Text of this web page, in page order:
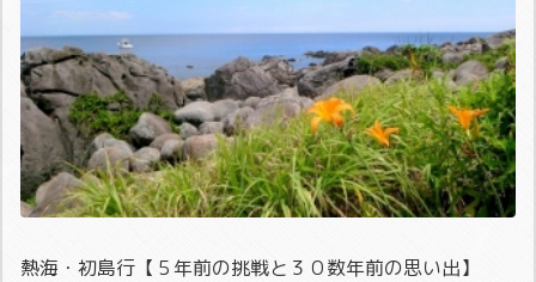
熱海・初島行【５年前の挑戦と３０数年前の思い出】